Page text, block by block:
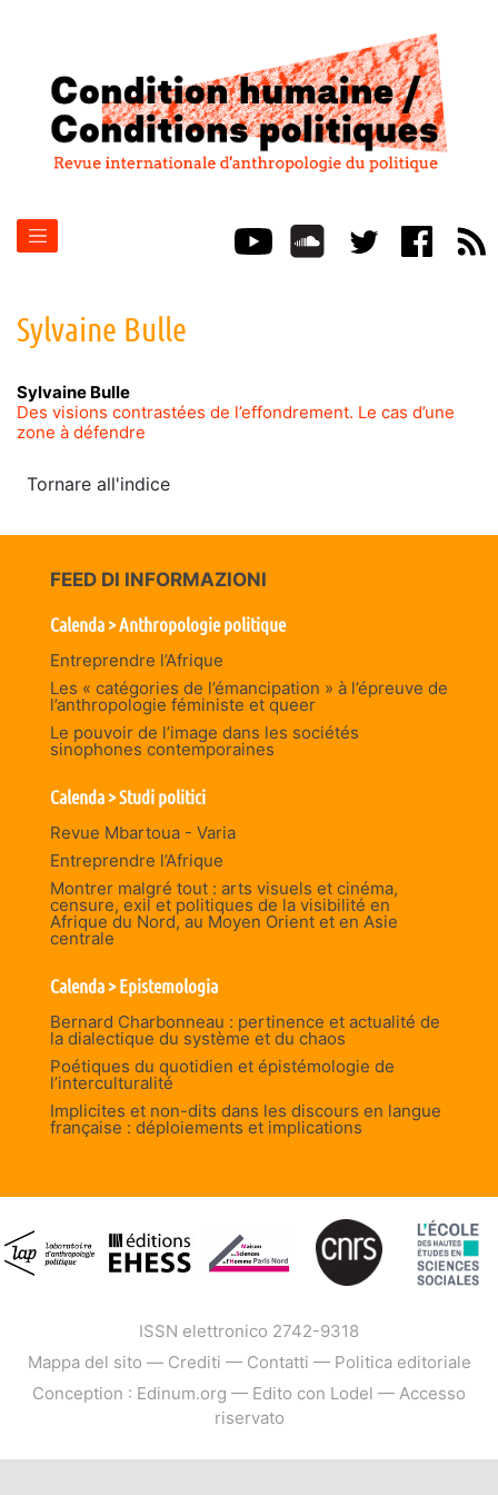
Sylvaine Bulle
Sylvaine Bulle
Des visions contrastées de l’effondrement. Le cas d’une
zone à défendre
Tornare all'indice
FEED DI INFORMAZIONI
Calenda > Anthropologie politique
Entreprendre l’Afrique
Les « catégories de l’émancipation » à l’épreuve de
l’anthropologie féministe et queer
Le pouvoir de l’image dans les sociétés
sinophones contemporaines
Calenda > Studi politici
Revue Mbartoua - Varia
Entreprendre l’Afrique
Montrer malgré tout : arts visuels et cinéma,
censure, exil et politiques de la visibilité en
Afrique du Nord, au Moyen Orient et en Asie
centrale
Calenda > Epistemologia
Bernard Charbonneau : pertinence et actualité de
la dialectique du système et du chaos
Poétiques du quotidien et épistémologie de
l’interculturalité
Implicites et non-dits dans les discours en langue
française : déploiements et implications
ISSN elettronico 2742-9318
Mappa del sito — Crediti — Contatti — Politica editoriale
Conception : Edinum.org — Edito con Lodel — Accesso
riservato